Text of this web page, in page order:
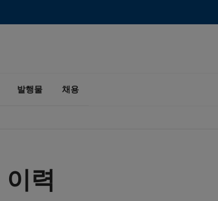
발행물 채용
이력